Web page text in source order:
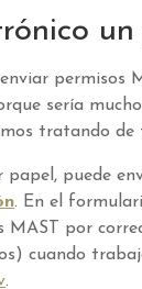
permisos
sería
tratando
puede
. En el
por
cuando
.